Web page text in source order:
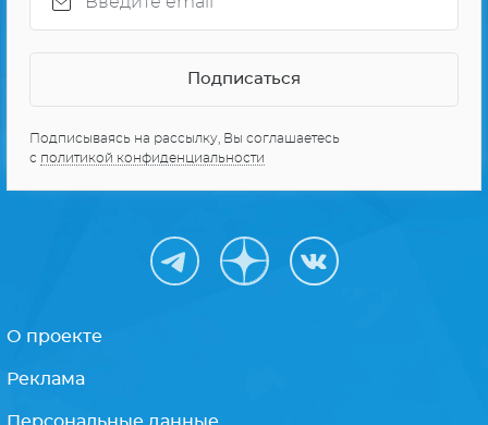
Подписываясь на рассылку, Вы соглашаетесь
с политикой конфиденциальности
О проекте
Реклама